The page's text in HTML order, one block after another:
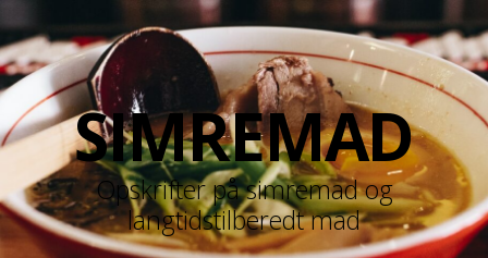
SIMREMAD
Opskrifter på simremad og
langtidstilberedt mad